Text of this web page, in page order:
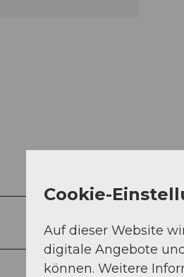
Cookie-
Auf dieser Website
digitale Angebote
können. Weitere